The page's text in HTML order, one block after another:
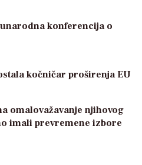
konferencija o
kočničar proširenja EU
omalovažavanje njihovog
imali prevremene izbore